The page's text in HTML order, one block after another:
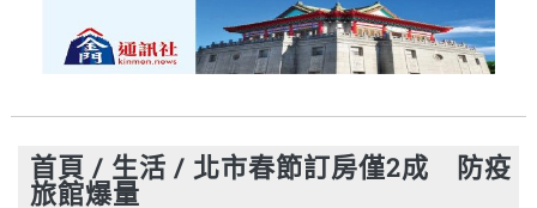
首頁 / 生活 / 北市春節訂房僅2成 防疫
旅館爆量